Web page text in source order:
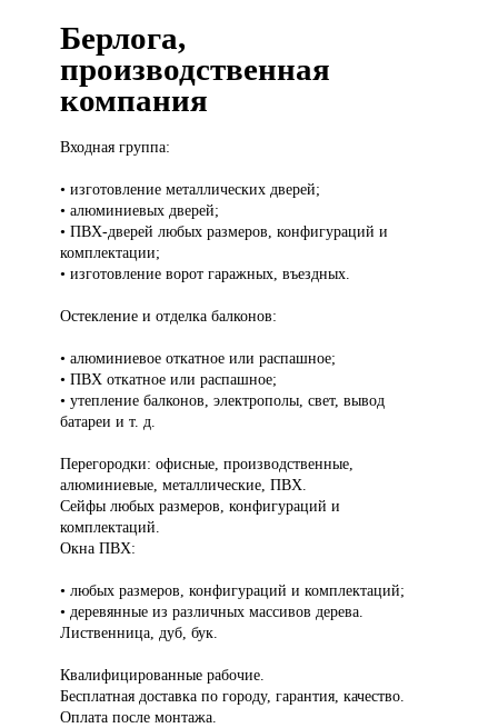
Берлога,
производственная
компания
Входная группа:
• изготовление металлических дверей;
• алюминиевых дверей;
• ПВХ-дверей любых размеров, конфигураций и
комплектации;
• изготовление ворот гаражных, въездных.
Остекление и отделка балконов:
• алюминиевое откатное или распашное;
• ПВХ откатное или распашное;
• утепление балконов, электрополы, свет, вывод
батареи и т. д.
Перегородки: офисные, производственные,
алюминиевые, металлические, ПВХ.
Сейфы любых размеров, конфигураций и
комплектаций.
Окна ПВХ:
• любых размеров, конфигураций и комплектаций;
• деревянные из различных массивов дерева.
Лиственница, дуб, бук.
Квалифицированные рабочие.
Бесплатная доставка по городу, гарантия, качество.
Оплата после монтажа.